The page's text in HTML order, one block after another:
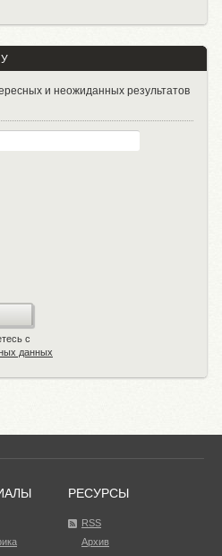
и неожиданных результатов
с
данных
РЕСУРСЫ
RSS
Архив